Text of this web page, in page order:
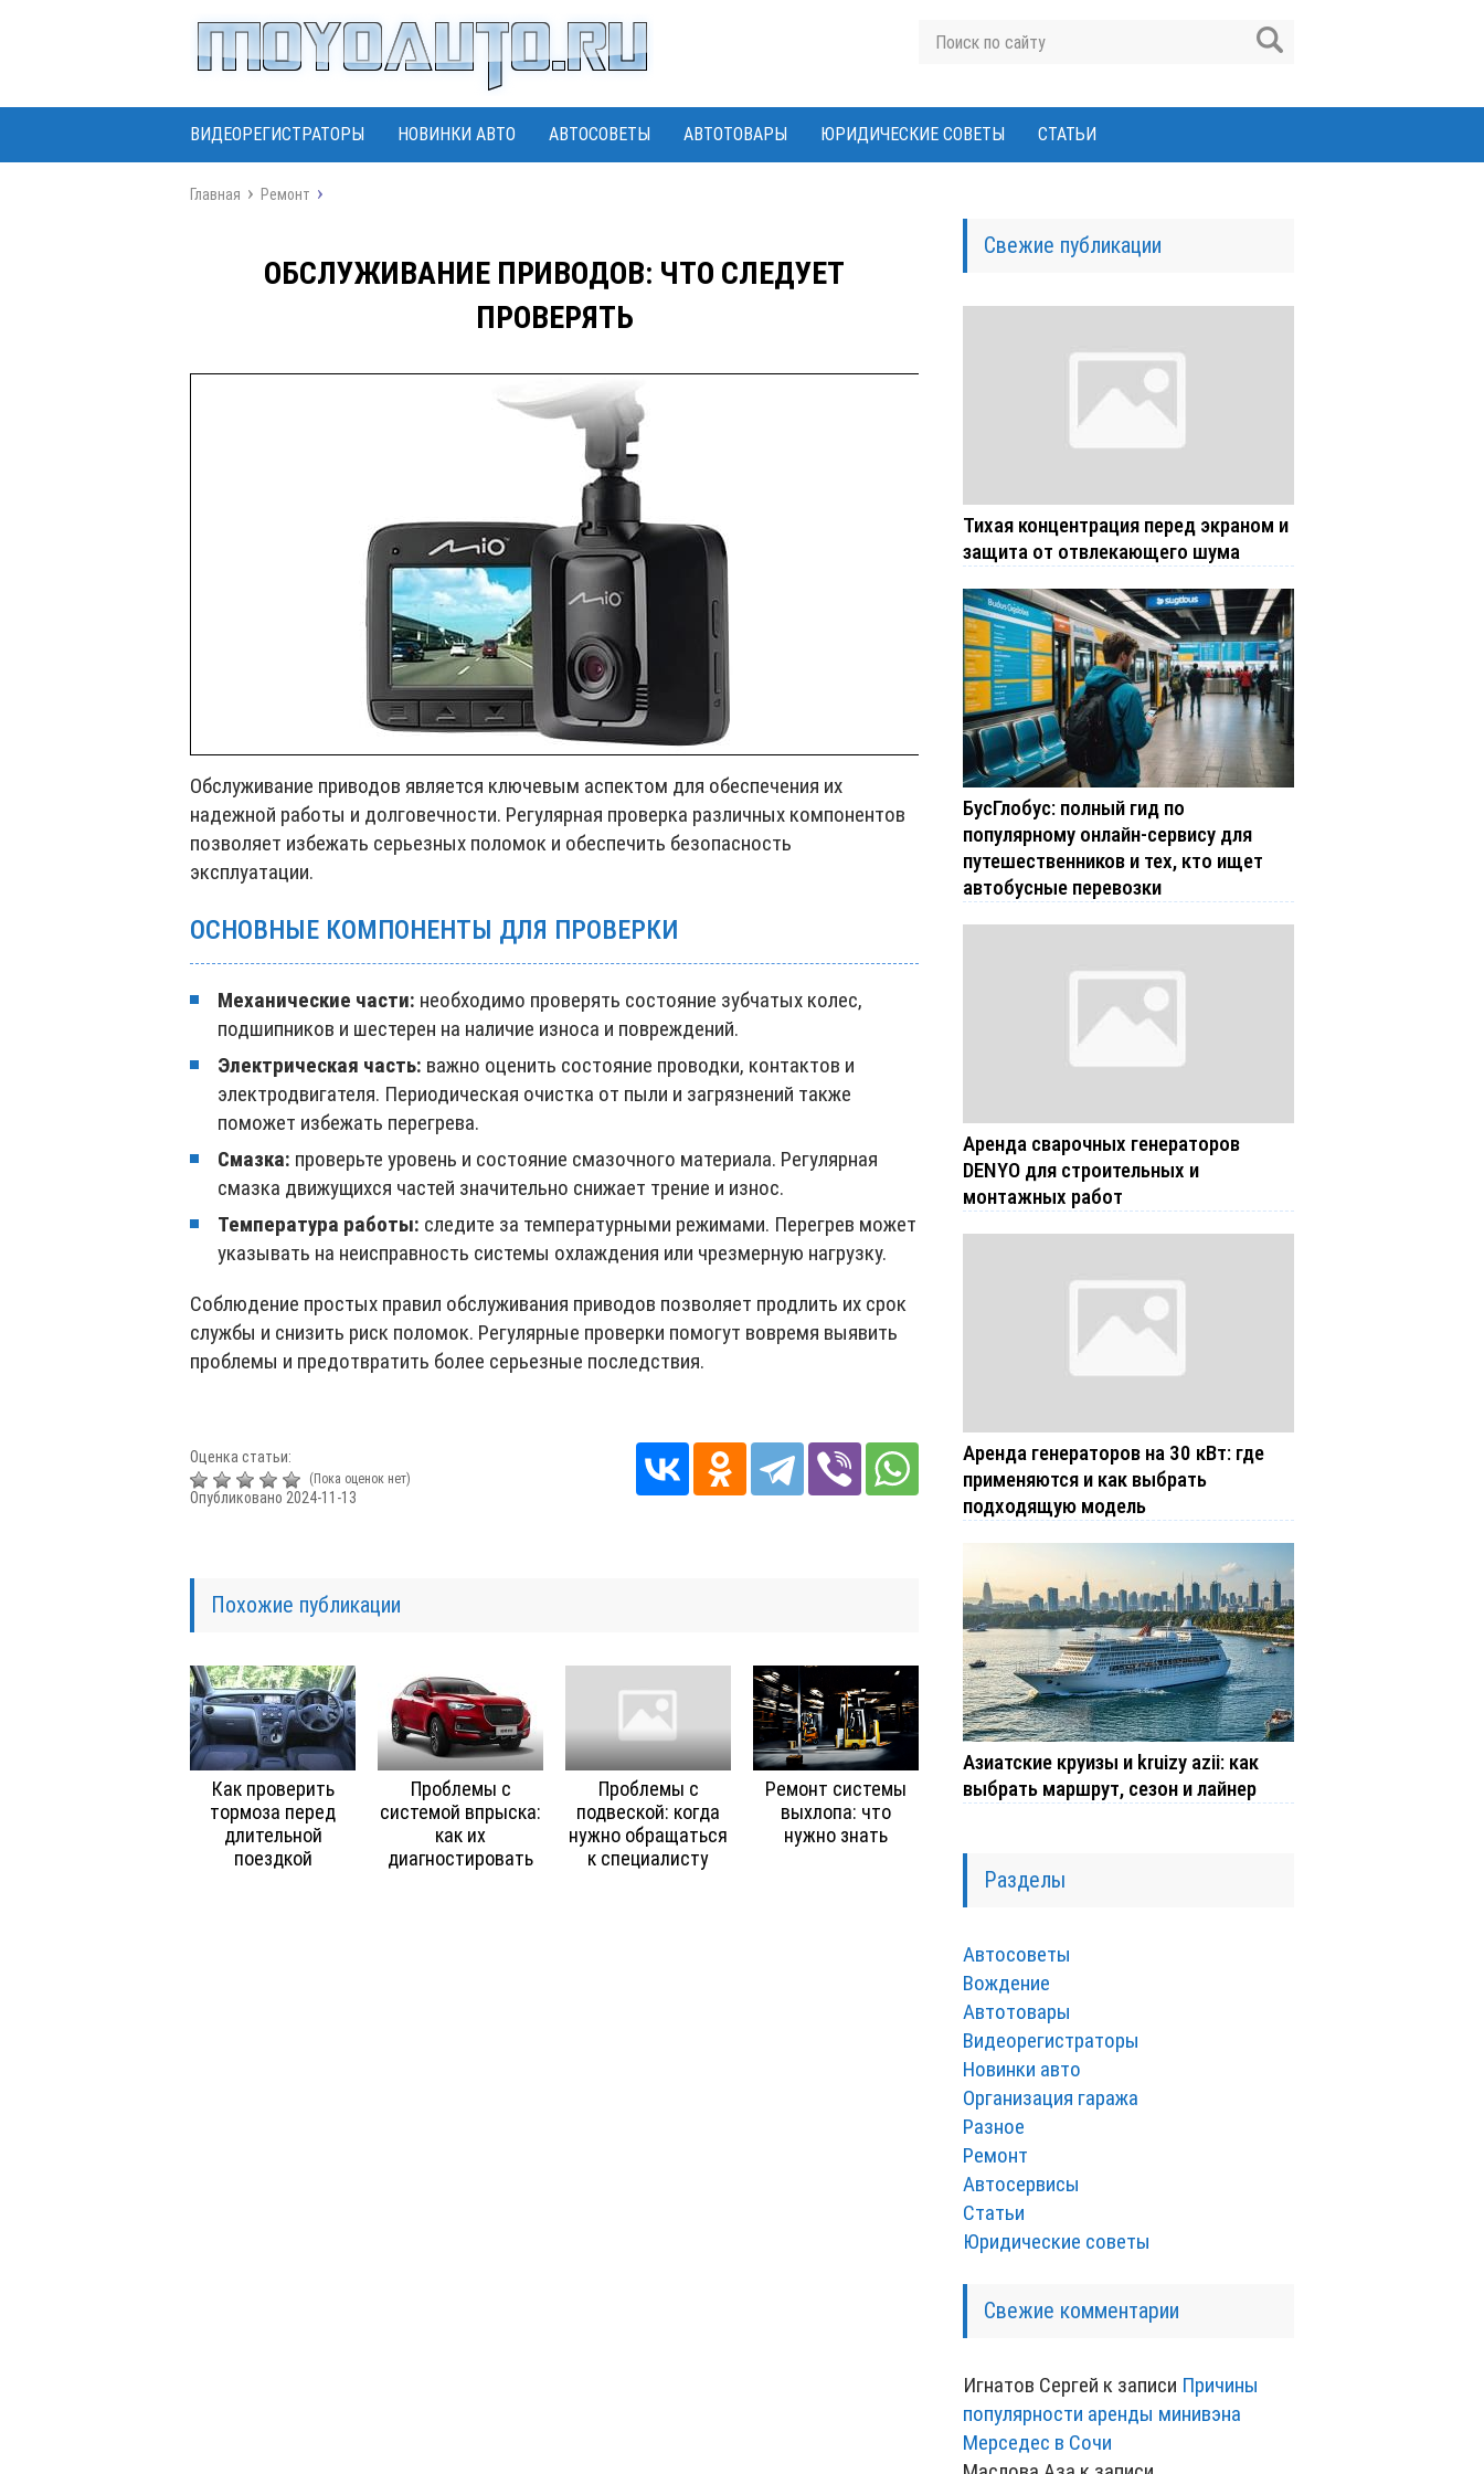
ВИДЕОРЕГИСТРАТОРЫ НОВИНКИ АВТО АВТОСОВЕТЫ АВТОТОВАРЫ ЮРИДИЧЕСКИЕ СОВЕТЫ СТАТЬИ
Главная Ремонт
ОБСЛУЖИВАНИЕ ПРИВОДОВ: ЧТО СЛЕДУЕТ
ПРОВЕРЯТЬ
Обслуживание приводов является ключевым аспектом для обеспечения их
надежной работы и долговечности. Регулярная проверка различных компонентов
позволяет избежать серьезных поломок и обеспечить безопасность
эксплуатации.
ОСНОВНЫЕ КОМПОНЕНТЫ ДЛЯ ПРОВЕРКИ
Механические части: необходимо проверять состояние зубчатых колес,
подшипников и шестерен на наличие износа и повреждений.
Электрическая часть: важно оценить состояние проводки, контактов и
электродвигателя. Периодическая очистка от пыли и загрязнений также
поможет избежать перегрева.
Смазка: проверьте уровень и состояние смазочного материала. Регулярная
смазка движущихся частей значительно снижает трение и износ.
Температура работы: следите за температурными режимами. Перегрев может
указывать на неисправность системы охлаждения или чрезмерную нагрузку.
Соблюдение простых правил обслуживания приводов позволяет продлить их срок
службы и снизить риск поломок. Регулярные проверки помогут вовремя выявить
проблемы и предотвратить более серьезные последствия.
Оценка статьи:
(Пока оценок нет)
Опубликовано 2024-11-13
Похожие публикации
Как проверить
тормоза перед
длительной
поездкой
Проблемы с
системой впрыска:
как их
диагностировать
Проблемы с
подвеской: когда
нужно обращаться
к специалисту
Ремонт системы
выхлопа: что
нужно знать
Свежие публикации
Тихая концентрация перед экраном и
защита от отвлекающего шума
БусГлобус: полный гид по
популярному онлайн-сервису для
путешественников и тех, кто ищет
автобусные перевозки
Аренда сварочных генераторов
DENYO для строительных и
монтажных работ
Аренда генераторов на 30 кВт: где
применяются и как выбрать
подходящую модель
Азиатские круизы и kruizy azii: как
выбрать маршрут, сезон и лайнер
Разделы
Автосоветы
Вождение
Автотовары
Видеорегистраторы
Новинки авто
Организация гаража
Разное
Ремонт
Автосервисы
Статьи
Юридические советы
Свежие комментарии
Игнатов Сергей к записи Причины
популярности аренды минивэна
Мерседес в Сочи